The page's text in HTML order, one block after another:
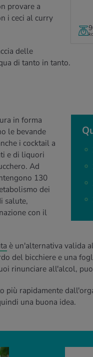
provare a
i ceci al curry
delle
di tanto in tanto.
in forma
le bevande
i cocktail a
e di liquori
Ad
130
dei
salute,
con il
è un'alternativa valida
del bicchiere e una
rinunciare all'alcol,
più rapidamente
una buona idea.